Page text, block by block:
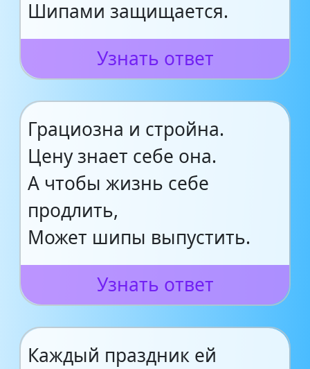
Шипами защищается.
Узнать ответ
Грациозна и стройна.
Цену знает себе она.
А чтобы жизнь себе
продлить,
Может шипы выпустить.
Узнать ответ
Каждый праздник ей